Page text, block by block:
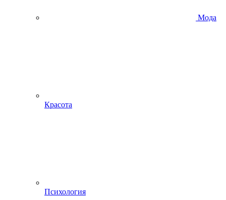
Мода
Красота
Психология